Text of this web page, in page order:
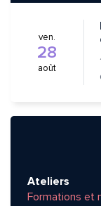
ven.
28
août
Ateliers
Formations et